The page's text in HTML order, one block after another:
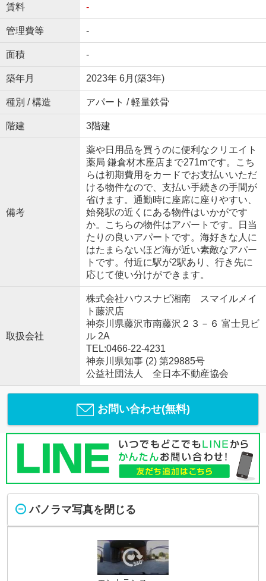
賃料 -
管理費等 -
面積 -
築年月 2023年 6月(築3年)
種別 / 構造 アパート / 軽量鉄骨
階建 3階建
備考
薬や日用品を買うのに便利なクリエイト
薬局 鎌倉材木座店まで271mです。こち
らは初期費用をカードでお支払いいただ
ける物件なので、支払い手続きの手間が
省けます。通勤時に座席に座りやすい、
始発駅の近くにある物件はいかがです
か。こちらの物件はアパートです。日当
たりの良いアパートです。海好きな人に
はたまらないほど海が近い素敵なアパー
トです。付近に駅が2駅あり、行き先に
応じて使い分けができます。
取扱会社
株式会社ハウスナビ湘南 スマイルメイ
ト藤沢店
神奈川県藤沢市南藤沢２３－６ 富士見ビ
ル 2A
TEL:0466-22-4231
神奈川県知事 (2) 第29885号
公益社団法人 全日本不動産協会
お問い合わせ(無料)
パノラマ写真を閉じる